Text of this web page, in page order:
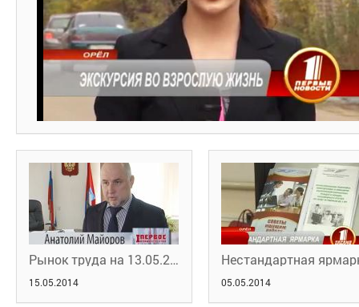
Рынок труда на 13.05.2014
15.05.2014 05.05.2014